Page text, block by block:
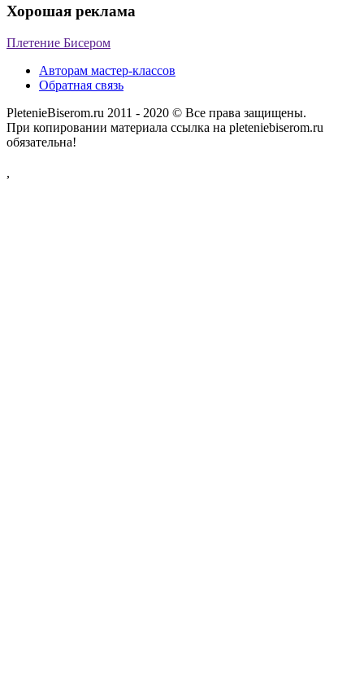
Хорошая реклама
Плетение Бисером
Авторам мастер-классов
Обратная связь
PletenieBiserom.ru 2011 - 2020 © Все права защищены.
При копировании материала ссылка на pleteniebiserom.ru
обязательна!
,